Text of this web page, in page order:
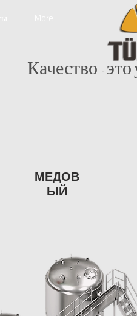
Качество -
МЕДОВ
ЫЙ